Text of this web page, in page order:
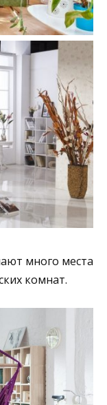
много места
комнат.